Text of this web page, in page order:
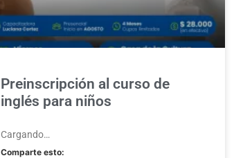
Preinscripción al curso de
inglés para niños
Cargando…
Comparte esto: